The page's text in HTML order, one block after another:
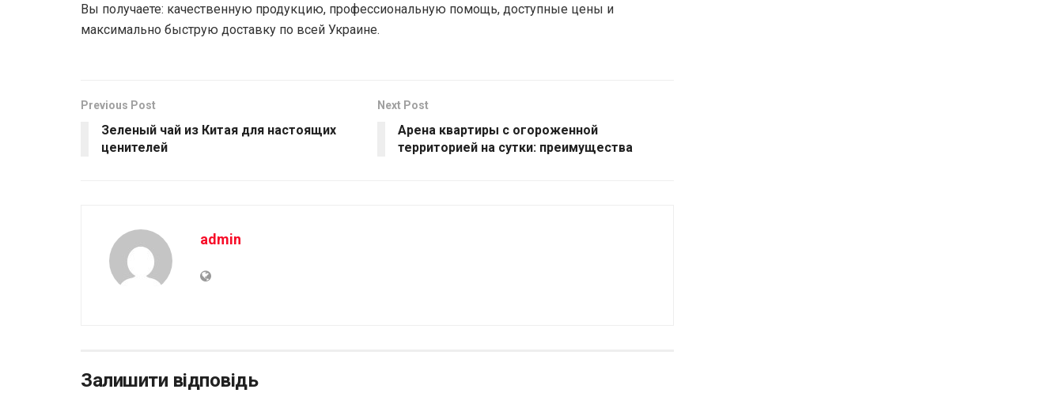
Вы получаете: качественную продукцию, профессиональную помощь, доступные цены и
максимально быструю доставку по всей Украине.
Previous Post
Зеленый чай из Китая для настоящих
ценителей
Next Post
Арена квартиры с огороженной
территорией на сутки: преимущества
admin
Залишити відповідь